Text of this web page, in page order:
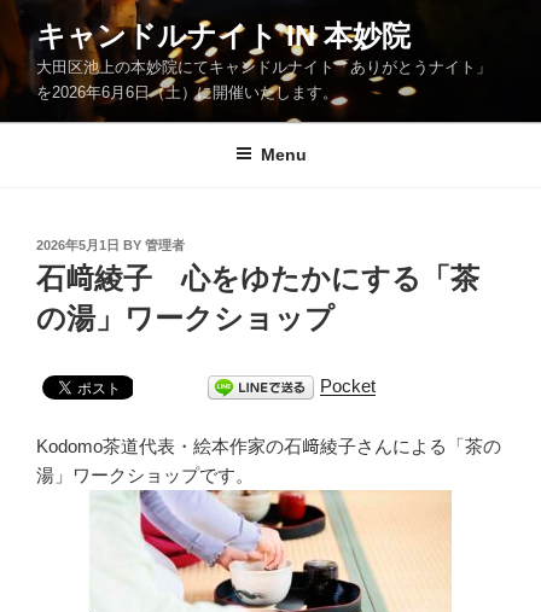
Skip
content
キャンドルナイト IN 本妙院
大田区池上の本妙院にてキャンドルナイト「ありがとうナイト」
を2026年6月6日（土）に開催いたします。
Menu
POSTED
ON
2026年5月1日 BY 管理者
石﨑綾子 心をゆたかにする「茶
の湯」ワークショップ
Pocket
Kodomo茶道代表・絵本作家の石﨑綾子さんによる「茶の
湯」ワークショップです。